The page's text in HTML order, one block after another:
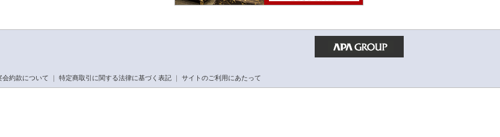
会約款について ｜ 特定商取引に関する法律に基づく表記 ｜ サイトのご利用にあたって